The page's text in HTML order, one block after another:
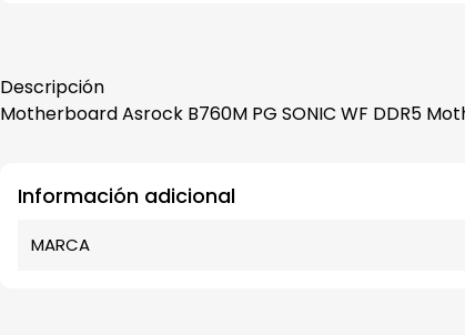
Descripción
Motherboard Asrock B760M PG SONIC WF DDR5
Información adicional
MARCA